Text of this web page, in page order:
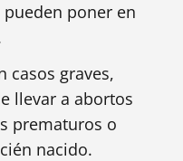
poner en
casos graves,
llevar a abortos
prematuros o
nacido.